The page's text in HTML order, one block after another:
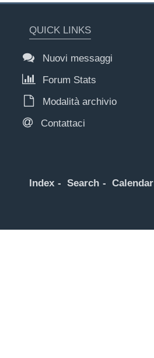
QUICK LINKS
Nuovi messaggi
Forum Stats
Modalità archivio
Contattaci
Index Search Calendar